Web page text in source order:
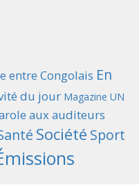
entre Congolais En
du jour Magazine UN
aux auditeurs
Société Sport